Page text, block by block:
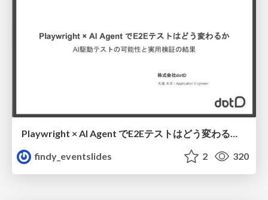
Playwright × AI Agent でE2Eテストはどう変わるか AI駆動テストの可能性と実用検証の結果 _0721
findy_eventslides
2 320